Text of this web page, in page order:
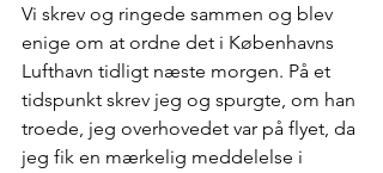
Vi skrev og ringede sammen og blev
enige om at ordne det i Københavns
Lufthavn tidligt næste morgen. På et
tidspunkt skrev jeg og spurgte, om han
troede, jeg overhovedet var på flyet, da
jeg fik en mærkelig meddelelse i